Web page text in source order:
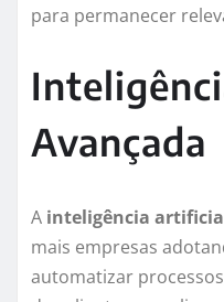
para permanecer
Avançada
A inteligência
mais empresas
automatizar